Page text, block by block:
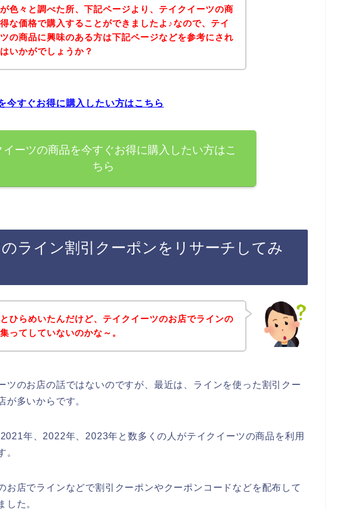
色々と調べた所、下記ページより、テイクイーツの商
な価格で購入することができましたよ♪なので、テイ
の商品に興味のある方は下記ページなどを参考にされ
いかがでしょうか？
今すぐお得に購入したい方はこちら
イーツの商品を今すぐお得に購入したい方はこ
ちら
ライン割引クーポンをリサーチしてみ
ひらめいたんだけど、テイクイーツのお店でラインの
ってしていないのかな～。
ツのお店の話ではないのですが、最近は、ラインを使った割引クー
が多いからです。
年、2022年、2023年と数多くの人がテイクイーツの商品を利用
。
お店でラインなどで割引クーポンやクーポンコードなどを配布して
した。